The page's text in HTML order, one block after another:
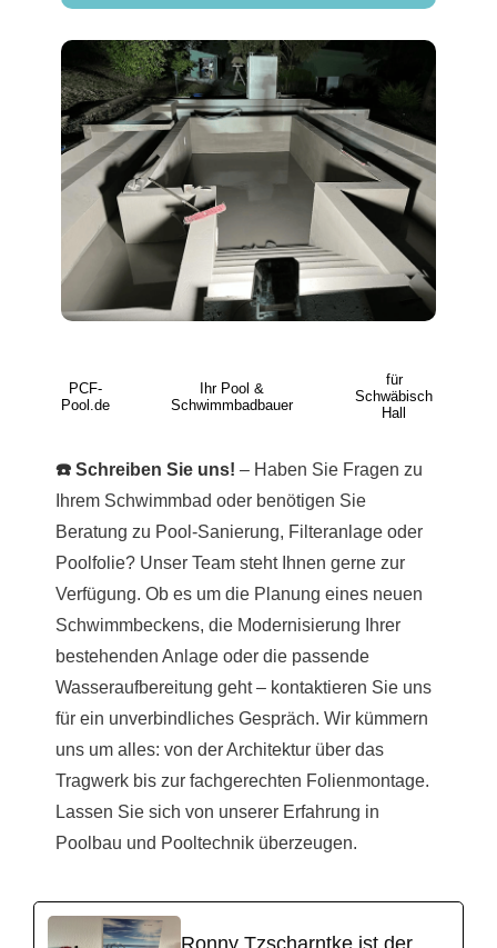
PCF-
Pool.de
Ihr Pool &
Schwimmbadbauer
für
Schwäbisch
Hall
☎️ Schreiben Sie uns! – Haben Sie Fragen zu
Ihrem Schwimmbad oder benötigen Sie
Beratung zu Pool-Sanierung, Filteranlage oder
Poolfolie? Unser Team steht Ihnen gerne zur
Verfügung. Ob es um die Planung eines neuen
Schwimmbeckens, die Modernisierung Ihrer
bestehenden Anlage oder die passende
Wasseraufbereitung geht – kontaktieren Sie uns
für ein unverbindliches Gespräch. Wir kümmern
uns um alles: von der Architektur über das
Tragwerk bis zur fachgerechten Folienmontage.
Lassen Sie sich von unserer Erfahrung in
Poolbau und Pooltechnik überzeugen.
Ronny Tzscharntke ist der